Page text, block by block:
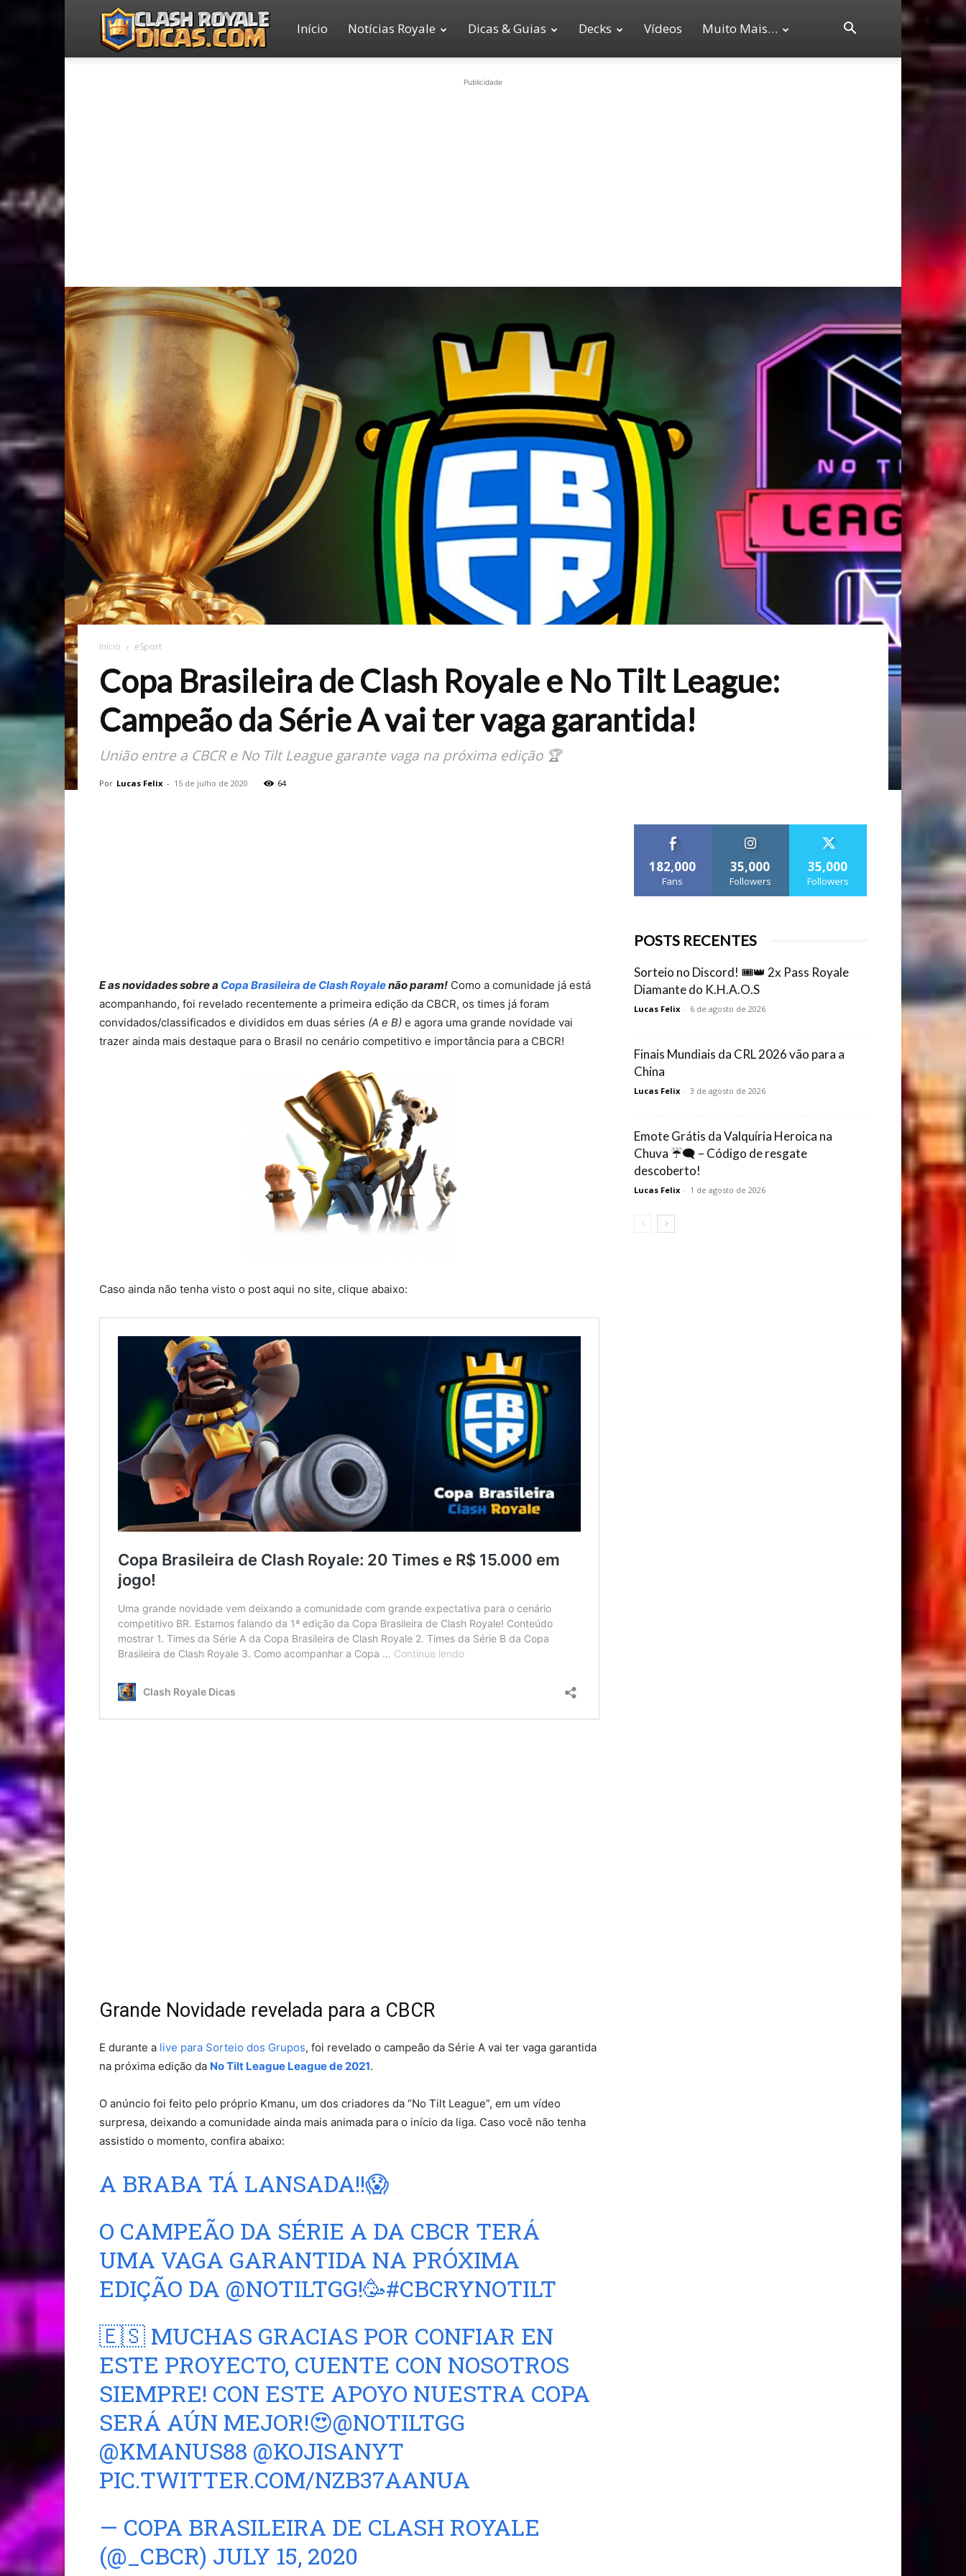
Clash
Início Notícias Royale Dicas & Guias Decks Vídeos Muito Mais…
Publicidade
Início eSport
Copa Brasileira de Clash Royale e No Tilt League:
Campeão da Série A vai ter vaga garantida!
União entre a CBCR e No Tilt League garante vaga na próxima edição 🏆
Por Lucas Felix - 15 de julho de 2020 64
E as novidades sobre a Copa Brasileira de Clash Royalenão param! Como a comunidade já está
acompanhando, foi revelado recentemente a primeira edição da CBCR, os times já foram
convidados/classificados e divididos em duas séries (A e B) e agora uma grande novidade vai
trazer ainda mais destaque para o Brasil no cenário competitivo e importância para a CBCR!
Caso ainda não tenha visto o post aqui no site, clique abaixo:
Grande Novidade revelada para a CBCR
E durante a live para Sorteio dos Grupos, foi revelado o campeão da Série A vai ter vaga garantida
na próxima edição da No Tilt League League de 2021.
O anúncio foi feito pelo próprio Kmanu, um dos criadores da “No Tilt League”, em um vídeo
surpresa, deixando a comunidade ainda mais animada para o início da liga. Caso você não tenha
assistido o momento, confira abaixo:
A BRABA TÁ LANSADA!!😱
O CAMPEÃO DA SÉRIE A DA CBCR TERÁ
UMA VAGA GARANTIDA NA PRÓXIMA
EDIÇÃO DA @NOTILTGG!🥳#CBCRYNOTILT
🇪🇸 MUCHAS GRACIAS POR CONFIAR EN
ESTE PROYECTO, CUENTE CON NOSOTROS
SIEMPRE! CON ESTE APOYO NUESTRA COPA
SERÁ AÚN MEJOR!😍@NOTILTGG
@KMANUS88 @KOJISANYT
PIC.TWITTER.COM/NZB37AANUA
— COPA BRASILEIRA DE CLASH ROYALE
(@_CBCR) JULY 15, 2020
182,000
Fans
35,000
Followers
35,000
Followers
POSTS RECENTES
Sorteio no Discord! 🎟️👑 2x Pass Royale
Diamante do K.H.A.O.S
Lucas Felix - 6 de agosto de 2026
Finais Mundiais da CRL 2026 vão para a
China
Lucas Felix - 3 de agosto de 2026
Emote Grátis da Valquíria Heroica na
Chuva ☔🗨️ – Código de resgate
descoberto!
Lucas Felix - 1 de agosto de 2026